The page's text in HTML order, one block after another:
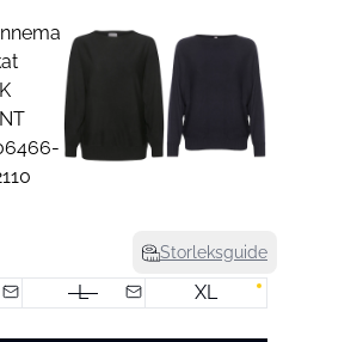
Storleksguide
L
XL